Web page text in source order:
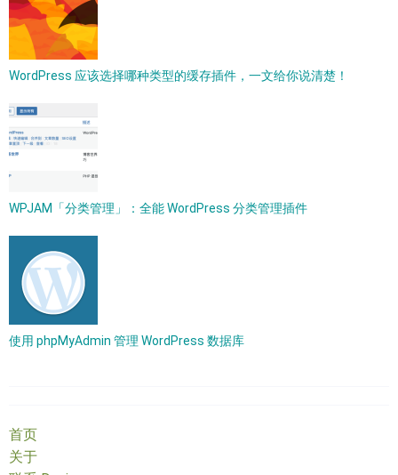
WordPress 应该选择哪种类型的缓存插件，一文给你说清楚！
WPJAM「分类管理」：全能 WordPress 分类管理插件
使用 phpMyAdmin 管理 WordPress 数据库
首页
关于